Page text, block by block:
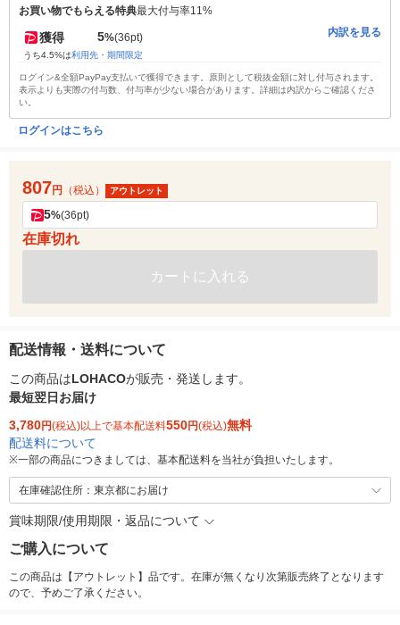
お買い物でもらえる特典最大付与率11%
獲得 5%(36pt)
うち4.5%は利用先・期間限定
内訳を見る
ログイン&全額PayPay支払いで獲得できます。原則として税抜金額に対し付与されます。
表示よりも実際の付与数、付与率が少ない場合があります。詳細は内訳からご確認くださ
い。
ログインはこちら
807円 （税込） アウトレット
5%(36pt)
在庫切れ
カートに入れる
配送情報・送料について
この商品はLOHACOが販売・発送します。
最短翌日お届け
3,780円(税込)以上で基本配送料550円(税込)無料
配送料について
※一部の商品につきましては、基本配送料を当社が負担いたします。
在庫確認住所：東京都にお届け
賞味期限/使用期限・返品について
ご購入について
この商品は【アウトレット】品です。在庫が無くなり次第販売終了となります
ので、予めご了承ください。